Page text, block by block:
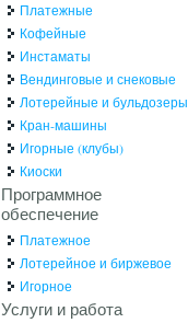
Платежные
Кофейные
Инстаматы
Вендинговые и снековые
Лотерейные и бульдозеры
Кран-машины
Игорные (клубы)
Киоски
Программное
обеспечение
Платежное
Лотерейное и биржевое
Игорное
Услуги и работа